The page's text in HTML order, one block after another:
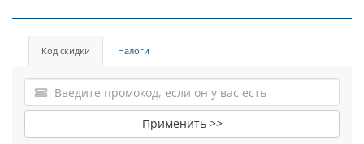
Код скидки Налоги
Применить >>